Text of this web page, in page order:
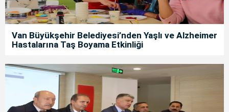
Van Büyükşehir Belediyesi’nden Yaşlı ve Alzheimer
Hastalarına Taş Boyama Etkinliği